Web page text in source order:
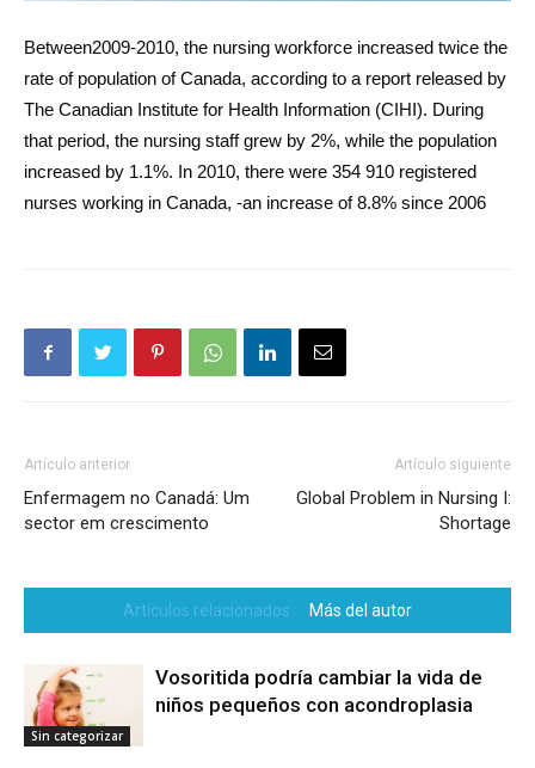
Between2009-2010, the nursing workforce increased twice the
rate of population of Canada, according to a report released by
The Canadian Institute for Health Information (CIHI). During
that period, the nursing staff grew by 2%, while the population
increased by 1.1%. In 2010, there were 354 910 registered
nurses working in Canada, -an increase of 8.8% since 2006
Artículo anterior
Enfermagem no Canadá: Um
sector em crescimento
Artículo siguiente
Global Problem in Nursing I:
Shortage
Artículos relacionados Más del autor
Sin categorizar
Vosoritida podría cambiar la vida de
niños pequeños con acondroplasia